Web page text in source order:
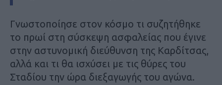
Γνωστοποίησε στον κόσμο τι συζητήθηκε
το πρωί στη σύσκεψη ασφαλείας που έγινε
στην αστυνομική διεύθυνση της Καρδίτσας,
αλλά και τι θα ισχύσει με τις θύρες του
Σταδίου την ώρα διεξαγωγής του αγώνα.